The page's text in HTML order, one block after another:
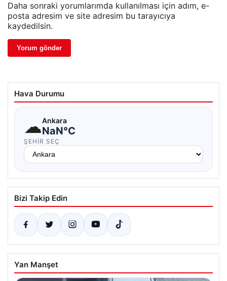
Daha sonraki yorumlarımda kullanılması için adım, e-
posta adresim ve site adresim bu tarayıcıya
kaydedilsin.
Hava Durumu
☁Ankara
NaN°C
ŞEHIR SEÇ
Bizi Takip Edin
Yan Manşet